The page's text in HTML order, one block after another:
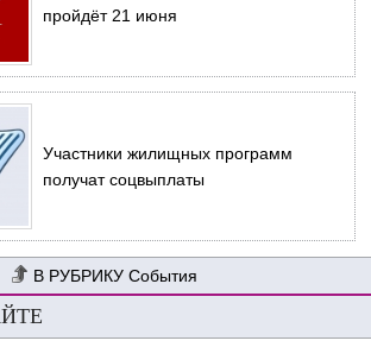
пройдёт 21 июня
Участники жилищных программ
получат соцвыплаты
События